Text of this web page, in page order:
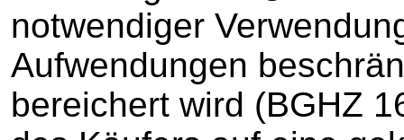
notwendiger
Aufwendungen
bereichert wird (BGHZ